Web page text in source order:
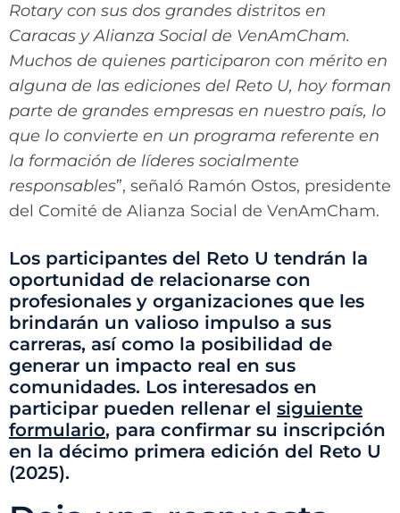
Rotary con sus dos grandes distritos en
Caracas y Alianza Social de VenAmCham.
Muchos de quienes participaron con mérito en
alguna de las ediciones del Reto U, hoy forman
parte de grandes empresas en nuestro país, lo
que lo convierte en un programa referente en
la formación de líderes socialmente
responsables”, señaló Ramón Ostos, presidente
del Comité de Alianza Social de VenAmCham.
Los participantes del Reto U tendrán la
oportunidad de relacionarse con
profesionales y organizaciones que les
brindarán un valioso impulso a sus
carreras, así como la posibilidad de
generar un impacto real en sus
comunidades. Los interesados en
participar pueden rellenar el siguiente
formulario, para confirmar su inscripción
en la décimo primera edición del Reto U
(2025).